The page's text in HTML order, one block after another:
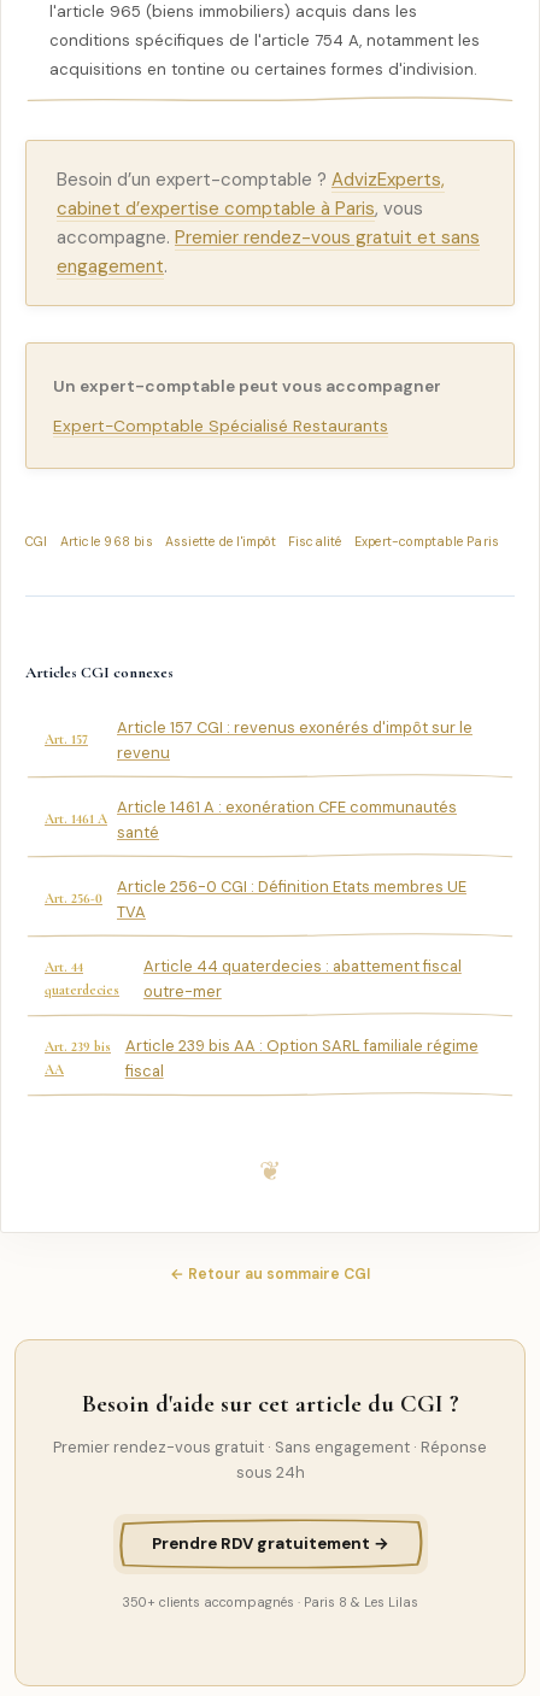
l'article 965 (biens immobiliers) acquis dans les
conditions spécifiques de l'article 754 A, notamment les
acquisitions en tontine ou certaines formes d'indivision.
Besoin d’un expert-comptable ? AdvizExperts,
cabinet d’expertise comptable à Paris, vous
accompagne. Premier rendez-vous gratuit et sans
engagement.
Un expert-comptable peut vous accompagner
Expert-Comptable Spécialisé Restaurants
CGI Article 968 bis Assiette de l'impôt Fiscalité Expert-comptable Paris
Articles CGI connexes
Art. 157
Article 157 CGI : revenus exonérés d'impôt sur le
revenu
Art. 1461 A
Article 1461 A : exonération CFE communautés
santé
Art. 256-0
Article 256-0 CGI : Définition Etats membres UE
TVA
Art. 44
quaterdecies
Article 44 quaterdecies : abattement fiscal
outre-mer
Art. 239 bis
AA
Article 239 bis AA : Option SARL familiale régime
fiscal
← Retour au sommaire CGI
Besoin d'aide sur cet article du CGI ?
Premier rendez-vous gratuit · Sans engagement · Réponse
sous 24h
Prendre RDV gratuitement →
350+ clients accompagnés · Paris 8 & Les Lilas